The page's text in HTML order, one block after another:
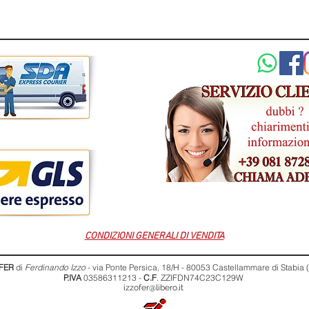
CONDIZIONI GENERALI DI VENDITA
di Ferdinando Izzo - via Ponte Persica, 18/H - 80053 Castellammare di Stabia
P.IVA03586311213 - C.F. ZZIFDN74C23C129W
izzofer@libero.it